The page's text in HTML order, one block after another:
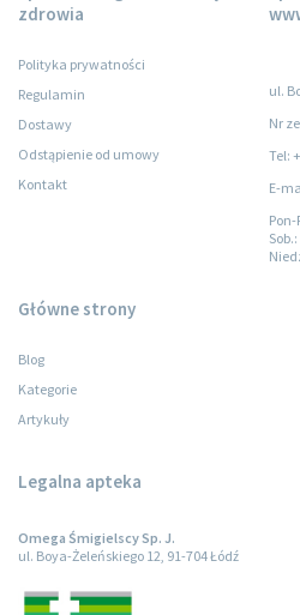
zdrowia
Polityka prywatności
Regulamin
Dostawy
Odstąpienie od umowy
Kontakt
ul.
Nr
Tel:
E-
Pon-
Sob.
Główne strony
Blog
Kategorie
Artykuły
Legalna apteka
Omega Śmigielscy Sp. J.
ul. Boya-Żeleńskiego 12, 91-704 Łódź